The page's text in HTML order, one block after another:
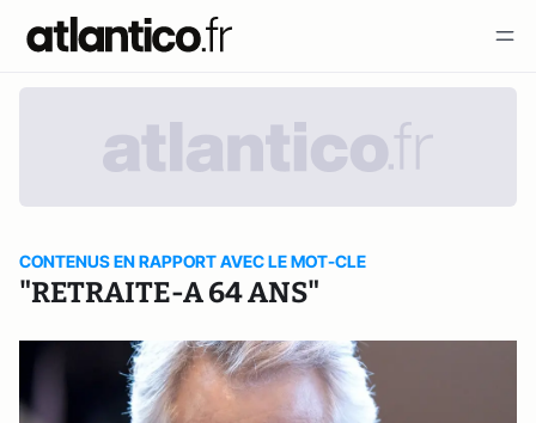
CONTENUS EN RAPPORT AVEC LE MOT-CLE
"RETRAITE-A 64 ANS"